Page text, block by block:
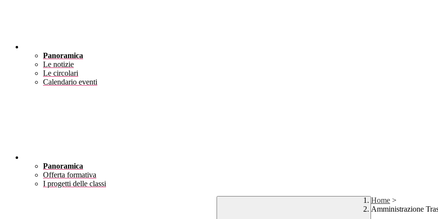
Panoramica
Le notizie
Le circolari
Calendario eventi
Panoramica
Offerta formativa
I progetti delle classi
Home >
Amministrazione